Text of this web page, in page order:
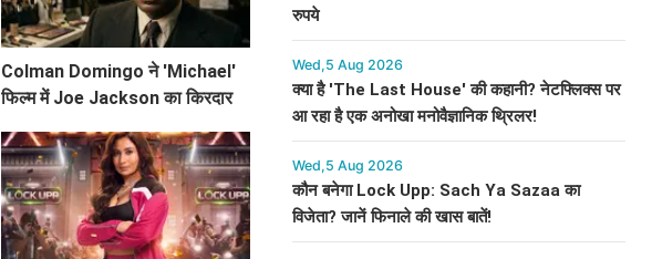
Colman Domingo ने 'Michael'
फिल्म में Joe Jackson का किरदार
रुपये
Wed,5 Aug 2026
क्या है 'The Last House' की कहानी? नेटफ्लिक्स पर
आ रहा है एक अनोखा मनोवैज्ञानिक थ्रिलर!
Wed,5 Aug 2026
कौन बनेगा Lock Upp: Sach Ya Sazaa का
विजेता? जानें फिनाले की खास बातें!